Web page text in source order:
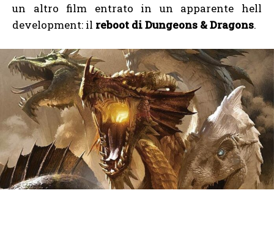
un altro film entrato in un apparente hell
development: il reboot di Dungeons & Dragons.